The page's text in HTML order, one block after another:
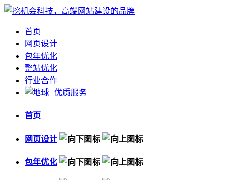
首页
网页设计
包年优化
整站优化
行业合作
优质服务
首页
网页设计
包年优化